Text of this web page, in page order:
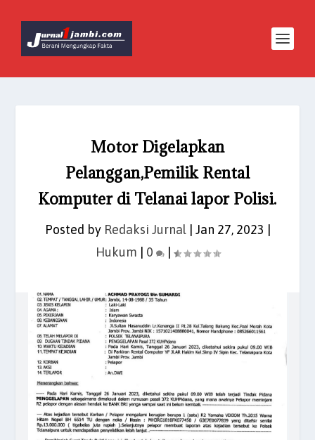
Motor Digelapkan
Pelanggan,Pemilik Rental
Komputer di Telanai lapor Polisi.
Posted by Redaksi Jurnal| Jan 27, 2023
Hukum
0 |